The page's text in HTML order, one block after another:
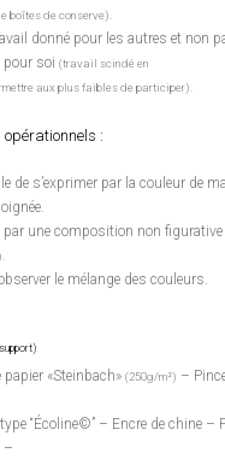
boîtes de conserve).
donné pour les autres et non
pour soi (travail scindé en
aux plus faibles de participer).
opérationnels :
de s’exprimer par la couleur de
par une composition non figurative
le mélange des couleurs.
papier «Steinbach» (250g/m²) –
“Écoline©” – Encre de chine –
–